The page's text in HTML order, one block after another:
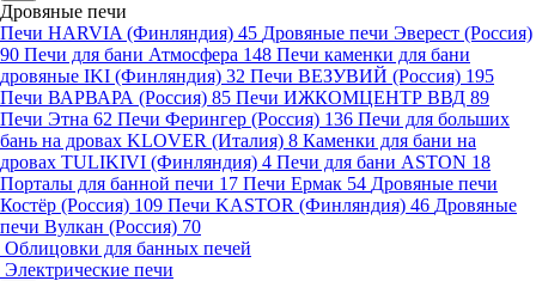
Дровяные печи
Печи HARVIA (Финляндия) 45 Дровяные печи Эверест (Россия)
90 Печи для бани Атмосфера 148 Печи каменки для бани
дровяные IKI (Финляндия) 32 Печи ВЕЗУВИЙ (Россия) 195
Печи ВАРВАРА (Россия) 85 Печи ИЖКОМЦЕНТР ВВД 89
Печи Этна 62 Печи Ферингер (Россия) 136 Печи для больших
бань на дровах KLOVER (Италия) 8 Каменки для бани на
дровах TULIKIVI (Финляндия) 4 Печи для бани ASTON 18
Порталы для банной печи 17 Печи Ермак 54 Дровяные печи
Костёр (Россия) 109 Печи KASTOR (Финляндия) 46 Дровяные
печи Вулкан (Россия) 70
Облицовки для банных печей
Электрические печи